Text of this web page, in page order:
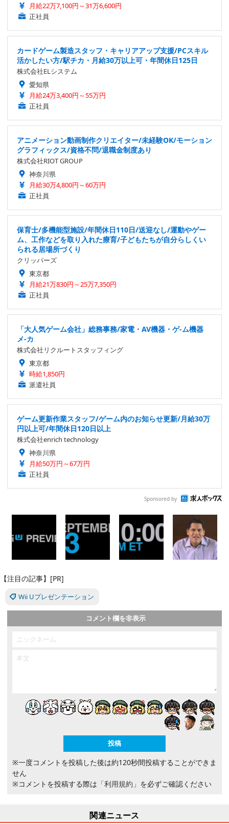
月給22万7,100円～31万6,600円
正社員
カードゲーム製造スタッフ・キャリアアップ支援/PCスキル
活かしたい方/駅チカ・月給30万以上可・年間休日125日
株式会社ELシステム
愛知県
月給24万3,400円～55万円
正社員
アニメーション動画制作クリエイター/未経験OK/モーション
グラフィックス/資格不問/退職金制度あり
株式会社RIOT GROUP
神奈川県
月給30万4,800円～60万円
正社員
保育士/多機能型施設/年間休日110日/送迎なし/運動やゲー
ム、工作などを取り入れた療育/子どもたちが自分らしくい
られる居場所づくり
クリッパーズ
東京都
月給21万830円～25万7,350円
正社員
「大人気ゲーム会社」総務事務/家電・AV機器・ゲ-ム機器
メ-カ
株式会社リクルートスタッフィング
東京都
時給1,850円
派遣社員
ゲーム更新作業スタッフ/ゲーム内のお知らせ更新/月給30万
円以上可/年間休日120日以上
株式会社enrich technology
神奈川県
月給50万円～67万円
正社員
Sponsored by
【注目の記事】[PR]
Wii Uプレゼンテーション
コメント欄を非表示
※一度コメントを投稿した後は約120秒間投稿することができま
せん
※コメントを投稿する際は 「利用規約」 を必ずご確認ください
関連ニュース